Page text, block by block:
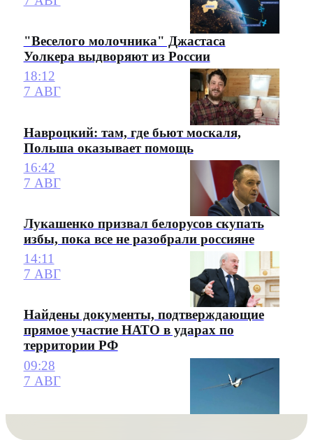
"Веселого молочника" Джастаса
Уолкера выдворяют из России
18:12
7 АВГ
Навроцкий: там, где бьют москаля,
Польша оказывает помощь
16:42
7 АВГ
Лукашенко призвал белорусов скупать
избы, пока все не разобрали россияне
14:11
7 АВГ
Найдены документы, подтверждающие
прямое участие НАТО в ударах по
территории РФ
09:28
7 АВГ